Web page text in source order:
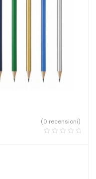
(0 recensioni)